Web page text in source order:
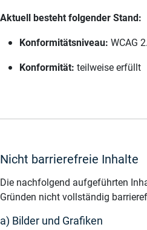
Aktuell besteht folgender Stand:
Konformitätsniveau: WCAG
Konformität: teilweise erfüllt
Nicht barrierefreie Inhalte
Die nachfolgend aufgeführten
Gründen nicht vollständig
a) Bilder und Grafiken